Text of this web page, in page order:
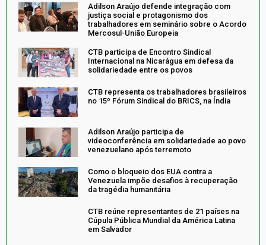
Adilson Araújo defende integração com
justiça social e protagonismo dos
trabalhadores em seminário sobre o Acordo
Mercosul-União Europeia
CTB participa de Encontro Sindical
Internacional na Nicarágua em defesa da
solidariedade entre os povos
CTB representa os trabalhadores brasileiros
no 15º Fórum Sindical do BRICS, na Índia
Adilson Araújo participa de
videoconferência em solidariedade ao povo
venezuelano após terremoto
Como o bloqueio dos EUA contra a
Venezuela impõe desafios à recuperação
da tragédia humanitária
CTB reúne representantes de 21 países na
Cúpula Pública Mundial da América Latina
em Salvador